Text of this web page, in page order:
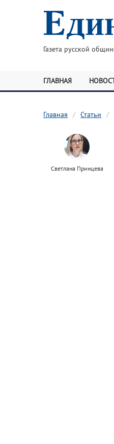
Газета русской
ГЛАВНАЯ
Главная Статьи
Светлана Принцева